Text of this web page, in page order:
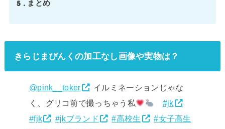
5 まとめ
きらじまぴんくの加工なし画像や実物は？
@pink__toker
イルミネーションじゃな
く、グリコ前で撮っちゃう私
#jk
#fjk
#jkブランド #高校生
#女子高生